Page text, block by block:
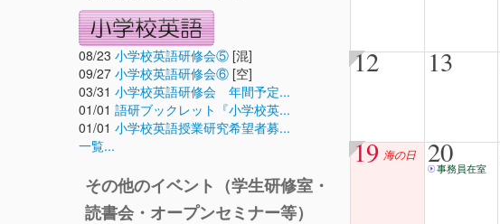
08/23 小学校英語研修会⑤ [混]
09/27 小学校英語研修会⑥ [空]
03/31 小学校英語研修会 年間予定...
01/01 語研ブックレット『小学校英...
01/01 小学校英語授業研究希望者募...
一覧...
その他のイベント（学生研修室・
読書会・オープンセミナー等）
12 13
19 海の日 20
事務員在室